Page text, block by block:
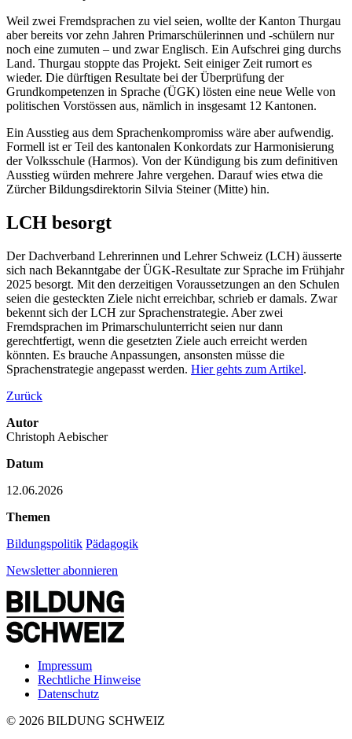
Weil zwei Fremdsprachen zu viel seien, wollte der Kanton Thurgau
aber bereits vor zehn Jahren Primarschülerinnen und -schülern nur
noch eine zumuten – und zwar Englisch. Ein Aufschrei ging durchs
Land. Thurgau stoppte das Projekt. Seit einiger Zeit rumort es
wieder. Die dürftigen Resultate bei der Überprüfung der
Grundkompetenzen in Sprache (ÜGK) lösten eine neue Welle von
politischen Vorstössen aus, nämlich in insgesamt 12 Kantonen.
Ein Ausstieg aus dem Sprachenkompromiss wäre aber aufwendig.
Formell ist er Teil des kantonalen Konkordats zur Harmonisierung
der Volksschule (Harmos). Von der Kündigung bis zum definitiven
Ausstieg würden mehrere Jahre vergehen. Darauf wies etwa die
Zürcher Bildungsdirektorin Silvia Steiner (Mitte) hin.
LCH besorgt
Der Dachverband Lehrerinnen und Lehrer Schweiz (LCH) äusserte
sich nach Bekanntgabe der ÜGK-Resultate zur Sprache im Frühjahr
2025 besorgt. Mit den derzeitigen Voraussetzungen an den Schulen
seien die gesteckten Ziele nicht erreichbar, schrieb er damals. Zwar
bekennt sich der LCH zur Sprachenstrategie. Aber zwei
Fremdsprachen im Primarschulunterricht seien nur dann
gerechtfertigt, wenn die gesetzten Ziele auch erreicht werden
könnten. Es brauche Anpassungen, ansonsten müsse die
Sprachenstrategie angepasst werden. Hier gehts zum Artikel.
Zurück
Autor
Christoph Aebischer
Datum
12.06.2026
Themen
Bildungspolitik Pädagogik
Newsletter abonnieren
Impressum
Rechtliche Hinweise
Datenschutz
© 2026 BILDUNG SCHWEIZ